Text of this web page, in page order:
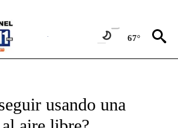
67°
usando una